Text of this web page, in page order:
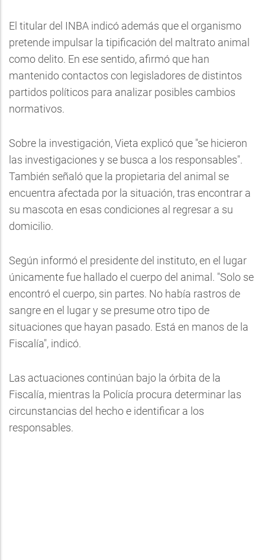
El titular del INBA indicó además que el organismo
pretende impulsar la tipificación del maltrato animal
como delito. En ese sentido, afirmó que han
mantenido contactos con legisladores de distintos
partidos políticos para analizar posibles cambios
normativos.
Sobre la investigación, Vieta explicó que "se hicieron
las investigaciones y se busca a los responsables".
También señaló que la propietaria del animal se
encuentra afectada por la situación, tras encontrar a
su mascota en esas condiciones al regresar a su
domicilio.
Según informó el presidente del instituto, en el lugar
únicamente fue hallado el cuerpo del animal. "Solo se
encontró el cuerpo, sin partes. No había rastros de
sangre en el lugar y se presume otro tipo de
situaciones que hayan pasado. Está en manos de la
Fiscalía", indicó.
Las actuaciones continúan bajo la órbita de la
Fiscalía, mientras la Policía procura determinar las
circunstancias del hecho e identificar a los
responsables.